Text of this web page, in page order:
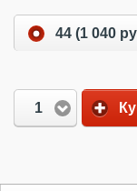
44 (1 040
1